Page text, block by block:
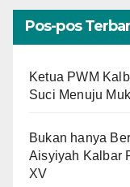
Pos-pos
Ketua PWM
Suci Menuju
Bukan hanya
Aisyiyah Kalbar
XV